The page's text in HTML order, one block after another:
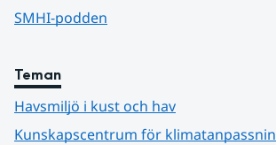
SMHI-podden
Teman
Havsmiljö i kust och hav
Kunskapscentrum för